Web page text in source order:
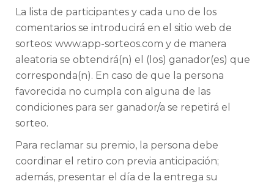
La lista de participantes y cada uno de los
comentarios se introducirá en el sitio web de
sorteos: www.app-sorteos.com y de manera
aleatoria se obtendrá(n) el (los) ganador(es) que
corresponda(n). En caso de que la persona
favorecida no cumpla con alguna de las
condiciones para ser ganador/a se repetirá el
sorteo.
Para reclamar su premio, la persona debe
coordinar el retiro con previa anticipación;
además, presentar el día de la entrega su